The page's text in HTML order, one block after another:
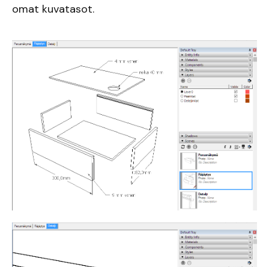
omat kuvatasot.